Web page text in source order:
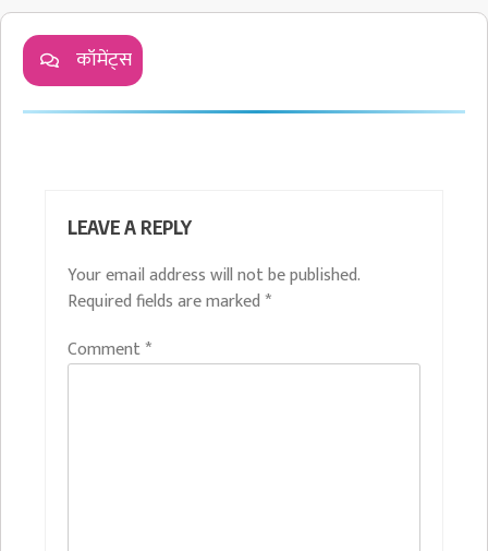
कॉमेंट्स
LEAVE A REPLY
Your email address will not be published.
Required fields are marked *
Comment*